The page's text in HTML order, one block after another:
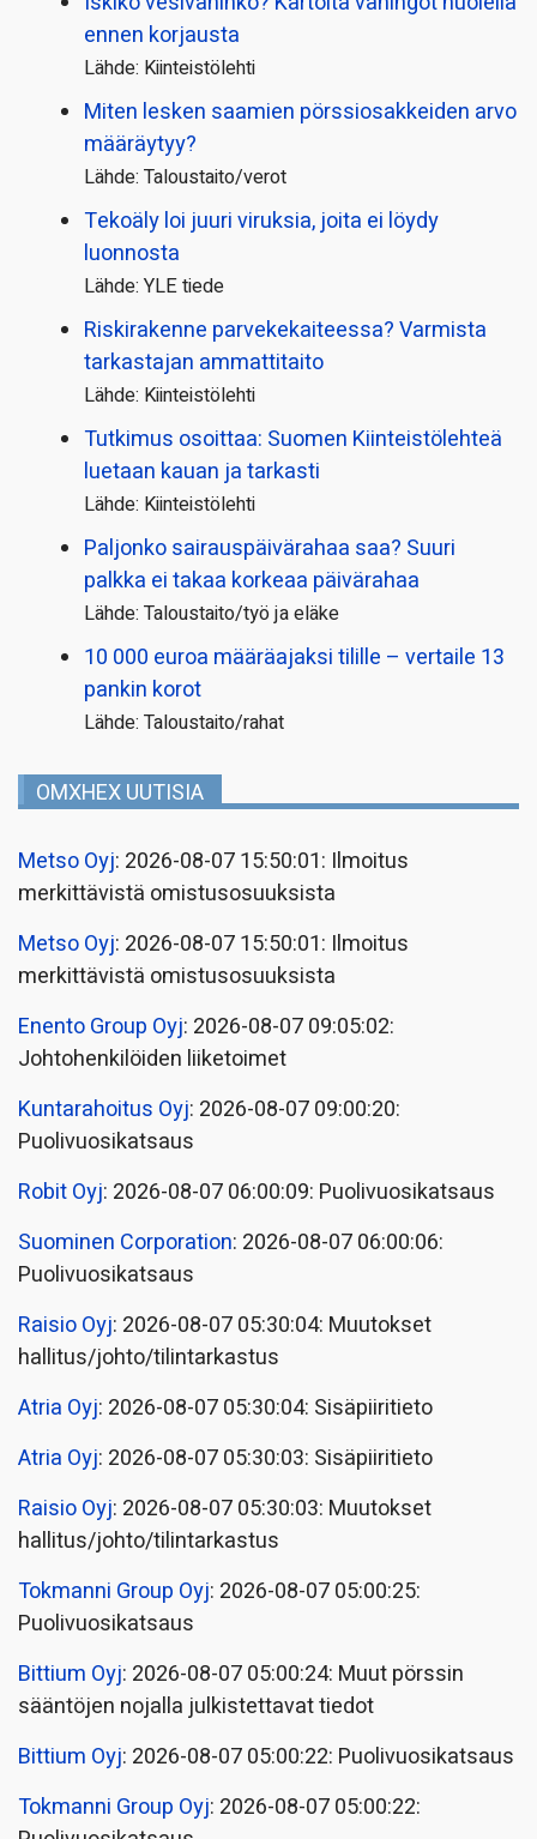
ennen korjausta
Lähde: Kiinteistölehti
Miten lesken saamien pörssi­osakkeiden arvo
määräytyy?
Lähde: Taloustaito/verot
Tekoäly loi juuri viruksia, joita ei löydy
luonnosta
Lähde: YLE tiede
Riskirakenne parvekekaiteessa? Varmista
tarkastajan ammattitaito
Lähde: Kiinteistölehti
Tutkimus osoittaa: Suomen Kiinteistölehteä
luetaan kauan ja tarkasti
Lähde: Kiinteistölehti
Paljonko sairauspäivä­rahaa saa? Suuri
palkka ei takaa korkeaa päivärahaa
Lähde: Taloustaito/työ ja eläke
10 000 euroa määräajaksi tilille – vertaile 13
pankin korot
Lähde: Taloustaito/rahat
OMXHEX UUTISIA
Metso Oyj: 2026-08-07 15:50:01: Ilmoitus
merkittävistä omistusosuuksista
Metso Oyj: 2026-08-07 15:50:01: Ilmoitus
merkittävistä omistusosuuksista
Enento Group Oyj: 2026-08-07 09:05:02:
Johtohenkilöiden liiketoimet
Kuntarahoitus Oyj: 2026-08-07 09:00:20:
Puolivuosikatsaus
Robit Oyj: 2026-08-07 06:00:09: Puolivuosikatsaus
Suominen Corporation: 2026-08-07 06:00:06:
Puolivuosikatsaus
Raisio Oyj: 2026-08-07 05:30:04: Muutokset
hallitus/johto/tilintarkastus
Atria Oyj: 2026-08-07 05:30:04: Sisäpiiritieto
Atria Oyj: 2026-08-07 05:30:03: Sisäpiiritieto
Raisio Oyj: 2026-08-07 05:30:03: Muutokset
hallitus/johto/tilintarkastus
Tokmanni Group Oyj: 2026-08-07 05:00:25:
Puolivuosikatsaus
Bittium Oyj: 2026-08-07 05:00:24: Muut pörssin
sääntöjen nojalla julkistettavat tiedot
Bittium Oyj: 2026-08-07 05:00:22: Puolivuosikatsaus
Tokmanni Group Oyj: 2026-08-07 05:00:22: